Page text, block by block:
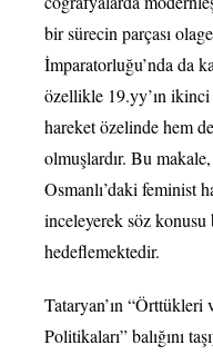
bir sürecin parçası
İmparatorluğu’nda da
özellikle 19.yy’ın ikinci
hareket özelinde hem
olmuşlardır. Bu
Osmanlı’daki feminist
inceleyerek söz konusu
hedeflemektedir.
Tataryan’ın
Politikaları” balığını